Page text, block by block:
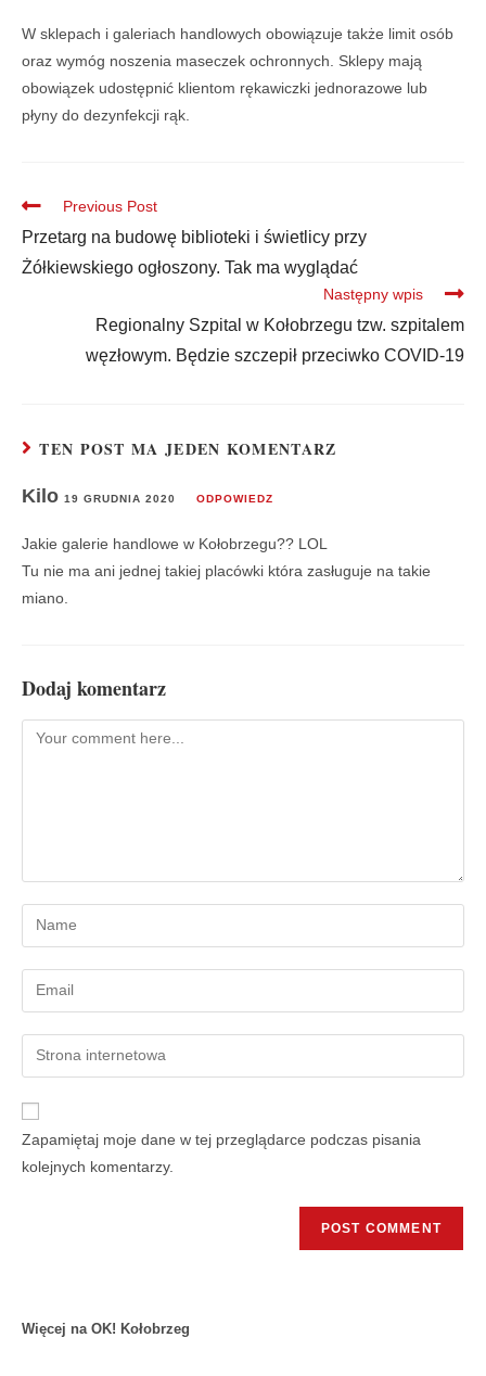
W sklepach i galeriach handlowych obowiązuje także limit osób
oraz wymóg noszenia maseczek ochronnych. Sklepy mają
obowiązek udostępnić klientom rękawiczki jednorazowe lub
płyny do dezynfekcji rąk.
Previous Post
Przetarg na budowę biblioteki i świetlicy przy
Żółkiewskiego ogłoszony. Tak ma wyglądać
Następny wpis
Regionalny Szpital w Kołobrzegu tzw. szpitalem
węzłowym. Będzie szczepił przeciwko COVID-19
TEN POST MA JEDEN KOMENTARZ
Kilo 19 GRUDNIA 2020 ODPOWIEDZ
Jakie galerie handlowe w Kołobrzegu?? LOL
Tu nie ma ani jednej takiej placówki która zasługuje na takie
miano.
Dodaj komentarz
Zapamiętaj moje dane w tej przeglądarce podczas pisania
kolejnych komentarzy.
Więcej na OK! Kołobrzeg